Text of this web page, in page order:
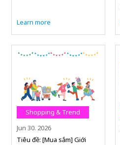
Learn more
Shopping & Trend
Jun 30. 2026
Tiêu đề: [Mua sắm] Giới